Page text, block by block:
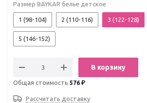
Размер BAYKAR белье детское
1 (98-104) 2 (110-116) 3 (122-128)
5 (146-152)
В корзину
Общая стоимость 576 ₽
Рассчитать доставку